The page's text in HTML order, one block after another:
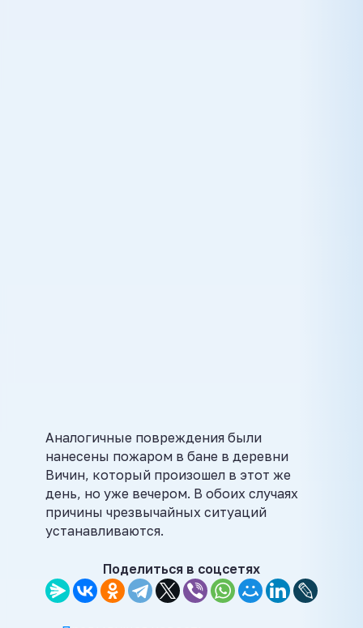
Аналогичные повреждения были
нанесены пожаром в бане в деревни
Вичин, который произошел в этот же
день, но уже вечером. В обоих случаях
причины чрезвычайных ситуаций
устанавливаются.
Поделиться в соцсетях